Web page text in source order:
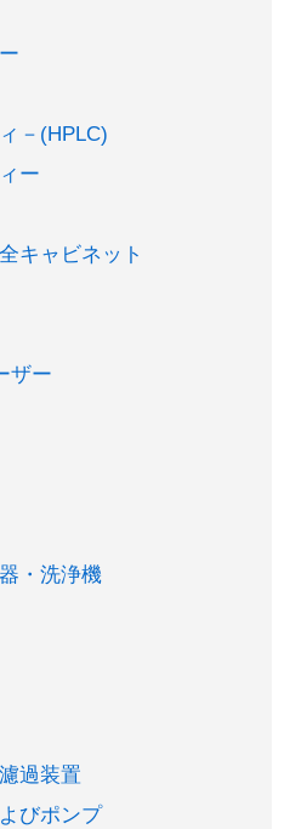
－(HPLC)
ー
キャビネット
ザー
・洗浄機
過装置
びポンプ